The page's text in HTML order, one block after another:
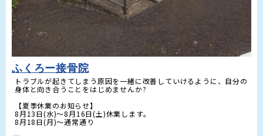
ふくろー接骨院
トラブルが起きてしまう原因を一緒に改善していけるように、自分の
身体と向き合うことをはじめませんか?
【夏季休業のお知らせ】
8月13日(水)～8月16日(土)休業します。
8月18日(月)～通常通り